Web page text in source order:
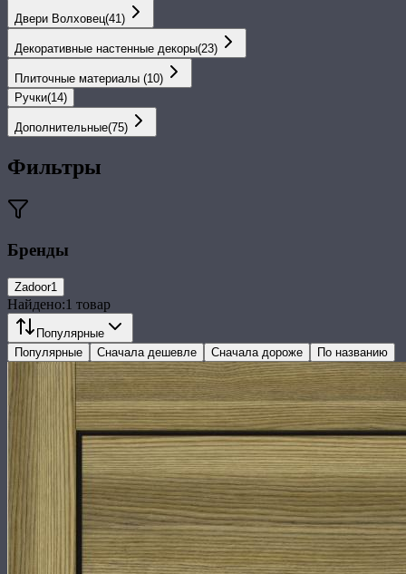
Двери Волховец(41)
Декоративные настенные декоры(23)
Плиточные материалы (10)
Ручки(14)
Дополнительные(75)
Фильтры
Бренды
Zadoor1
Найдено:1 товар
Популярные
Популярные
Сначала дешевле Сначала дороже По названию